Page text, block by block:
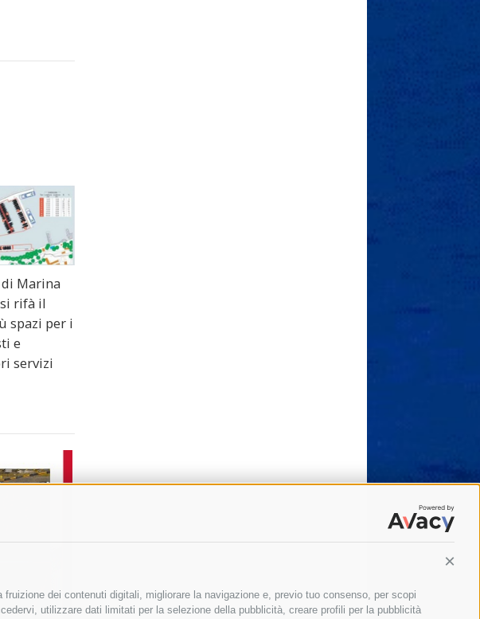
dei contenuti digitali, migliorare la navigazione e, previo tuo consenso, per scopi
utilizzare dati limitati per la selezione della pubblicità, creare profili per la pubblicità
Marina
rifà il
spazi per i
e
servizi